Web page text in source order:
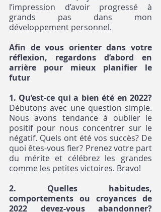
l’impression d’avoir progressé à
grands pas dans mon
développement personnel.
Afin de vous orienter dans votre
réflexion, regardons d’abord en
arrière pour mieux planifier le
futur
Débutons avec une question simple.
Nous avons tendance à oublier le
positif pour nous concentrer sur le
négatif. Quels ont été vos succès? De
quoi êtes-vous fier? Prenez votre part
du mérite et célébrez les grandes
comme les petites victoires. Bravo!
2. Quelles habitudes,
comportements ou croyances de